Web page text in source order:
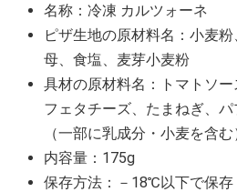
名称：冷凍 カルツォーネ
ピザ生地の原材料名：小麦
母、食塩、麦芽小麦粉
具材の原材料名：トマトソー
フェタチーズ、たまねぎ、パ
（一部に乳成分・小麦を含む
内容量：175g
保存方法：－18℃以下で保存